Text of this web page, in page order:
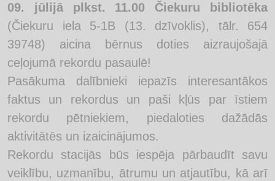
09. jūlijā plkst. 11.00 Čiekuru bibliotēka
(Čiekuru iela 5-1B (13. dzīvoklis), tālr. 654
39748) aicina bērnus doties aizraujošajā
ceļojumā rekordu pasaulē!
Pasākuma dalībnieki iepazīs interesantākos
faktus un rekordus un paši kļūs par īstiem
rekordu pētniekiem, piedaloties dažādās
aktivitātēs un izaicinājumos.
Rekordu stacijās būs iespēja pārbaudīt savu
veiklību, uzmanību, ātrumu un atjautību, kā arī